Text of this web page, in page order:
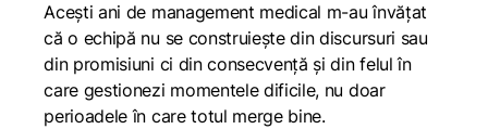
Acești ani de management medical m-au învățat
că o echipă nu se construiește din discursuri sau
din promisiuni ci din consecvență și din felul în
care gestionezi momentele dificile, nu doar
perioadele în care totul merge bine.